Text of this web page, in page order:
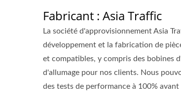
Fabricant : Asia Traffic
La société d'approvisionnement Asia
développement et la fabrication de
et compatibles, y compris des bobines
d'allumage pour nos clients. Nous
des tests de performance à 100% avant